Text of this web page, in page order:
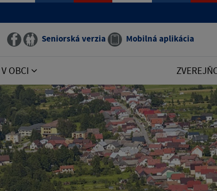
Seniorská verzia Mobilná aplikácia
OBCI